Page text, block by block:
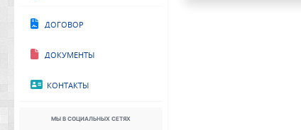
Договор
Документы
Контакты
Мы в социальных сетях